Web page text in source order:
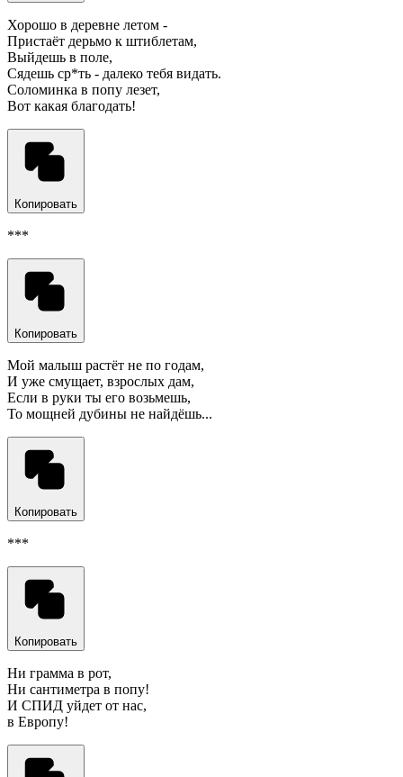
Хорошо в деревне летом -
Пристаёт дерьмо к штиблетам,
Выйдешь в поле,
Сядешь ср*ть - далеко тебя видать.
Соломинка в попу лезет,
Вот какая благодать!
Копировать
***
Копировать
Мой малыш растёт не по годам,
И уже смущает, взрослых дам,
Если в руки ты его возьмешь,
То мощней дубины не найдёшь...
Копировать
***
Копировать
Ни грамма в рот,
Ни сантиметра в попу!
И СПИД уйдет от нас,
в Европу!